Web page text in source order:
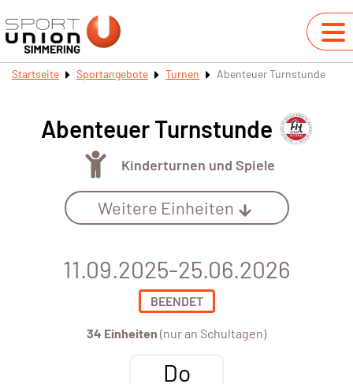
Startseite Sportangebote Turnen Abenteuer Turnstunde
Abenteuer Turnstunde
Kinderturnen und Spiele
Weitere Einheiten
11.09.2025-25.06.2026
BEENDET
34 Einheiten (nur an Schultagen)
Do